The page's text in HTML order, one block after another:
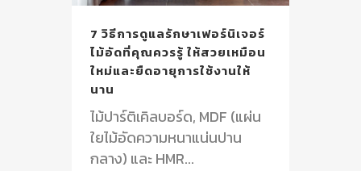
7 วิธีการดูแลรักษาเฟอร์นิเจอร์
ไม้อัดที่คุณควรรู้ ให้สวยเหมือน
ใหม่และยืดอายุการใช้งานให้
นาน
ไม้ปาร์ติเคิลบอร์ด, MDF (แผ่น
ใยไม้อัดความหนาแน่นปาน
กลาง) และ HMR...